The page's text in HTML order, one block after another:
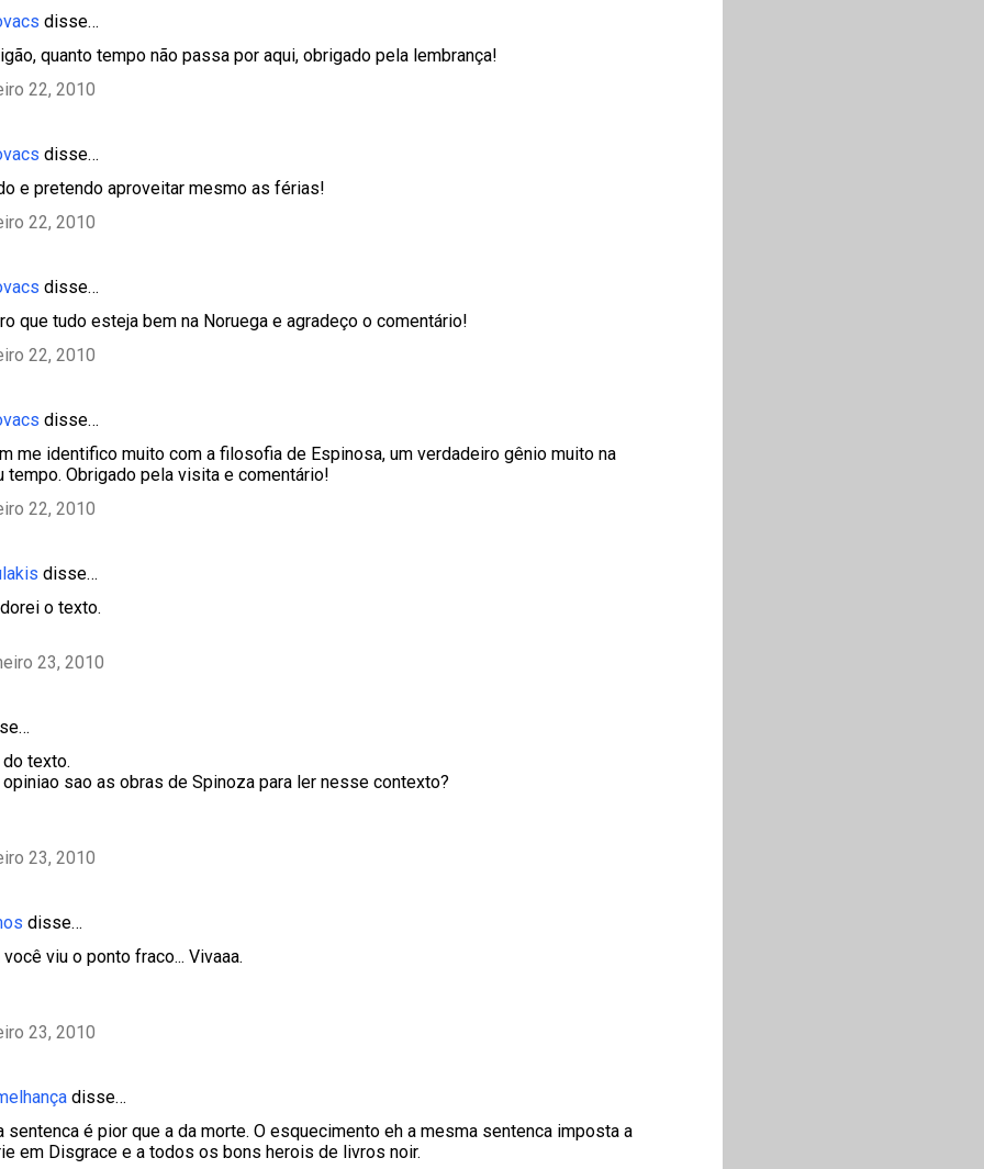
disse…
quanto tempo não passa por aqui, obrigado pela lembrança!
22, 2010
disse…
e pretendo aproveitar mesmo as férias!
22, 2010
disse…
que tudo esteja bem na Noruega e agradeço o comentário!
22, 2010
disse…
me identifico muito com a filosofia de Espinosa, um verdadeiro gênio muito na
tempo. Obrigado pela visita e comentário!
22, 2010
disse…
o texto.
23, 2010
texto.
opiniao sao as obras de Spinoza para ler nesse contexto?
23, 2010
disse…
você viu o ponto fraco... Vivaaa.
23, 2010
disse…
sentenca é pior que a da morte. O esquecimento eh a mesma sentenca imposta a
em Disgrace e a todos os bons herois de livros noir.